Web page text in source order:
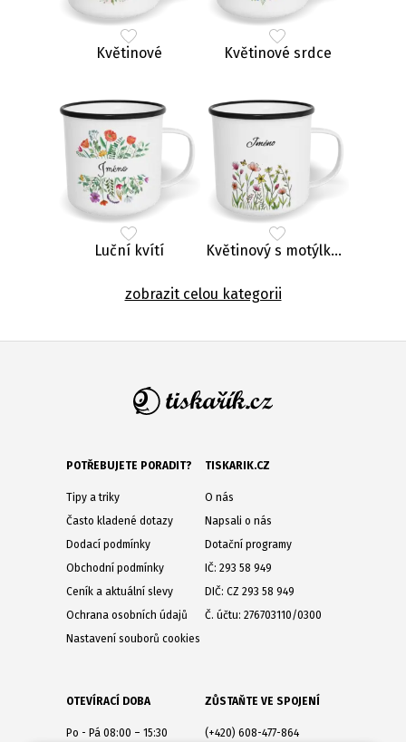
Květinové Květinové srdce
Luční kvítí Květinový s motýlkem
zobrazit celou kategorii
POTŘEBUJETE PORADIT?
Tipy a triky
Často kladené dotazy
Dodací podmínky
Obchodní podmínky
Ceník a aktuální slevy
Ochrana osobních údajů
Nastavení souborů cookies
TISKARIK.CZ
O nás
Napsali o nás
Dotační programy
IČ: 293 58 949
DIČ: CZ 293 58 949
Č. účtu: 276703110/0300
OTEVÍRACÍ DOBA
Po - Pá 08:00 – 15:30
ZŮSTAŇTE VE SPOJENÍ
(+420) 608-477-864